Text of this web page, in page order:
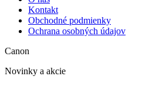
Kontakt
Obchodné podmienky
Ochrana osobných údajov
Canon
Novinky a akcie